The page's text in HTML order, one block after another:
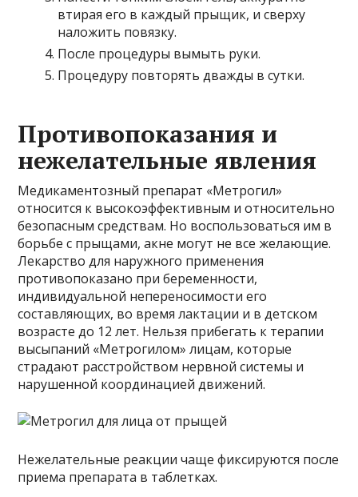
втирая его в каждый прыщик, и сверху
наложить повязку.
После процедуры вымыть руки.
Процедуру повторять дважды в сутки.
Противопоказания и
нежелательные явления
Медикаментозный препарат «Метрогил»
относится к высокоэффективным и относительно
безопасным средствам. Но воспользоваться им в
борьбе с прыщами, акне могут не все желающие.
Лекарство для наружного применения
противопоказано при беременности,
индивидуальной непереносимости его
составляющих, во время лактации и в детском
возрасте до 12 лет. Нельзя прибегать к терапии
высыпаний «Метрогилом» лицам, которые
страдают расстройством нервной системы и
нарушенной координацией движений.
Нежелательные реакции чаще фиксируются после
приема препарата в таблетках.